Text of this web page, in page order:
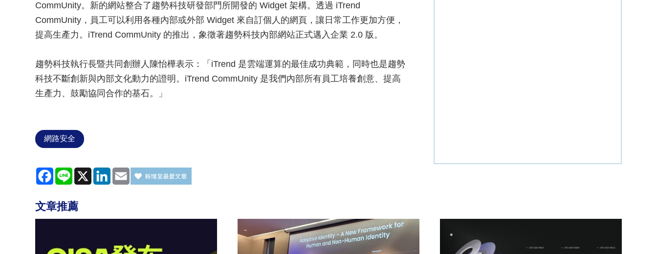
CommUnity。新的網站整合了趨勢科技研發部門所開發的 Widget 架構。透過 iTrend
CommUnity，員工可以利用各種內部或外部 Widget 來自訂個人的網頁，讓日常工作更加方便，
提高生產力。iTrend CommUnity 的推出，象徵著趨勢科技內部網站正式邁入企業 2.0 版。
趨勢科技執行長暨共同創辦人陳怡樺表示：「iTrend 是雲端運算的最佳成功典範，同時也是趨勢
科技不斷創新與內部文化動力的證明。iTrend CommUnity 是我們內部所有員工培養創意、提高
生產力、鼓勵協同合作的基石。」
網路安全
Facebook
Line X LinkedInEmail
文章推薦